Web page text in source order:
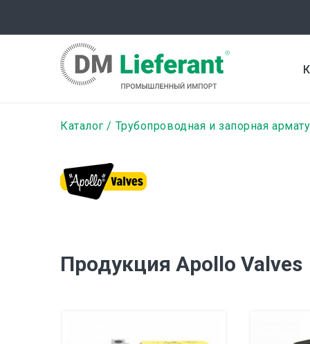
содержанию
Строка
навигации
Каталог Трубопроводная и запорная
Продукция Apollo Valves